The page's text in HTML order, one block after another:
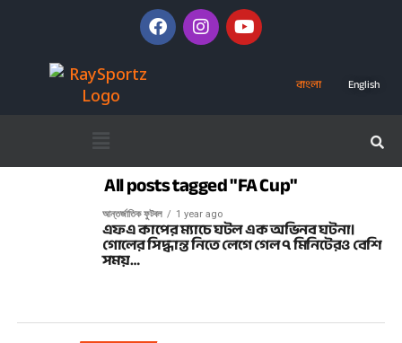
বাংলা English
All posts tagged "FA Cup"
আন্তর্জাতিক ফুটবল 1 year ago
এফএ কাপের ম্যাচে ঘটল এক অভিনব ঘটনা।
গোলের সিদ্ধান্ত নিতে লেগে গেল ৭ মিনিটেরও বেশি
সময়…